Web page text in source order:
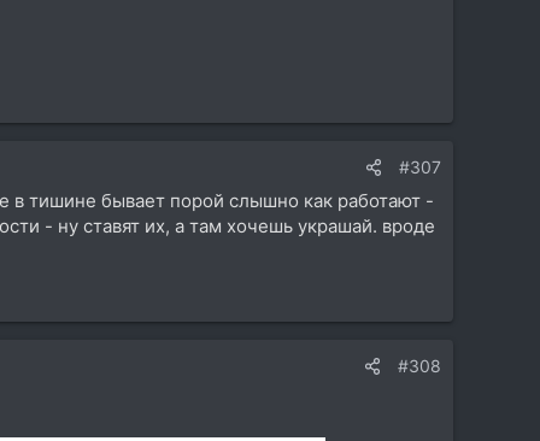
#307
в тишине бывает порой слышно как работают -
- ну ставят их, а там хочешь украшай. вроде
#308